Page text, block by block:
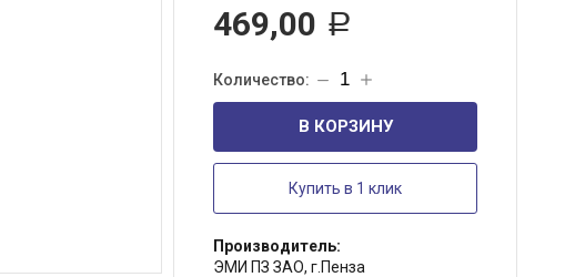
469,00 Р
В КОРЗИНУ
Купить в 1 клик
Производитель:
ЭМИ ПЗ ЗАО, г.Пенза